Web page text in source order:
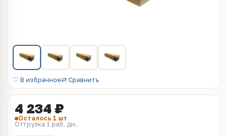
♡ В избранное⇄ Сравнить
4 234 ₽
Осталось 1 шт
Отгрузка 1 раб. дн.